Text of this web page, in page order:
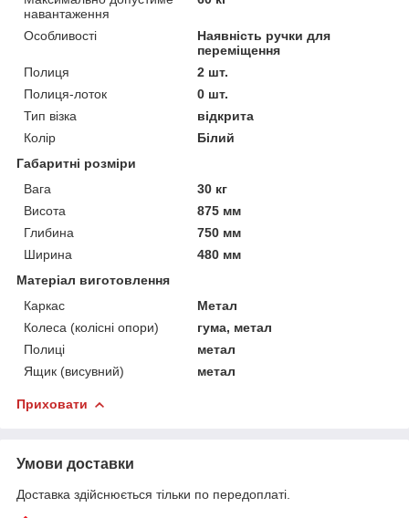
навантаження
Особливості
Наявність ручки для
переміщення
Полиця
2 шт.
Полиця-лоток
0 шт.
Тип візка
відкрита
Колір
Білий
Габаритні розміри
Вага
30 кг
Висота
875 мм
Глибина
750 мм
Ширина
480 мм
Матеріал виготовлення
Каркас
Метал
Колеса (колісні опори)
гума, метал
Полиці
метал
Ящик (висувний)
метал
Приховати
Умови доставки
Доставка здійснюється тільки по передоплаті.